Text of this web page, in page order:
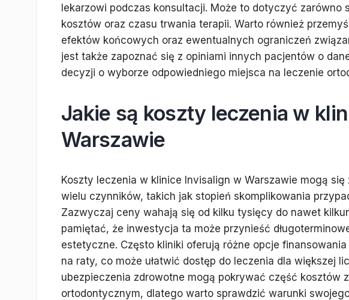
lekarzowi podczas konsultacji. Może to dotyczyć zarówno
kosztów oraz czasu trwania terapii. Warto również
efektów końcowych oraz ewentualnych ograniczeń
jest także zapoznać się z opiniami innych pacjentów o
decyzji o wyborze odpowiedniego miejsca na leczenie
Jakie są koszty leczenia w
Warszawie
Koszty leczenia w klinice Invisalign w Warszawie mogą
wielu czynników, takich jak stopień skomplikowania
Zazwyczaj ceny wahają się od kilku tysięcy do nawet
pamiętać, że inwestycja ta może przynieść
estetyczne. Często kliniki oferują różne opcje finansowania
na raty, co może ułatwić dostęp do leczenia dla większej
ubezpieczenia zdrowotne mogą pokrywać część kosztów
ortodontycznym, dlatego warto sprawdzić warunki